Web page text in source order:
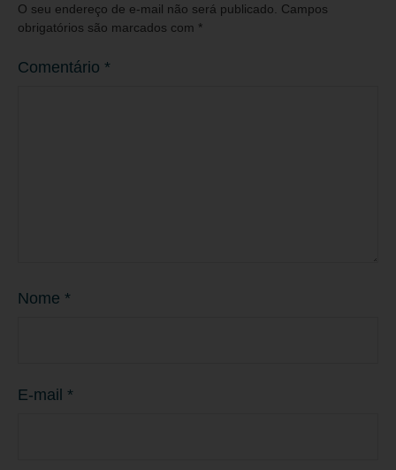
O seu endereço de e-mail não será publicado.
Campos
obrigatórios são marcados com *
Comentário *
Nome *
E-mail *